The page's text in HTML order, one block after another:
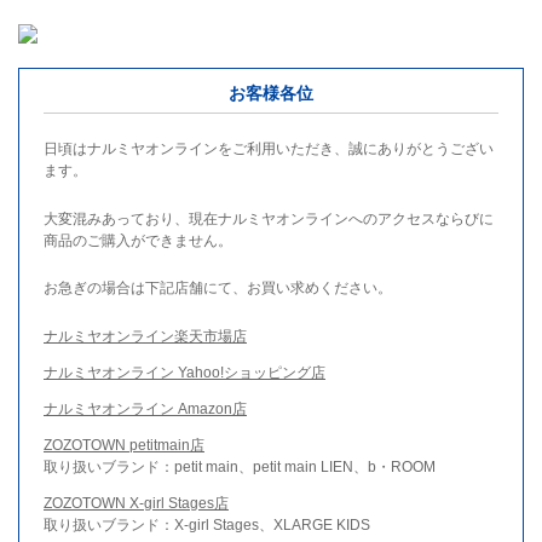
お客様各位
日頃はナルミヤオンラインをご利用いただき、誠にありがとうござい
ます。
大変混みあっており、現在ナルミヤオンラインへのアクセスならびに
商品のご購入ができません。
お急ぎの場合は下記店舗にて、お買い求めください。
ナルミヤオンライン楽天市場店
ナルミヤオンライン Yahoo!ショッピング店
ナルミヤオンライン Amazon店
ZOZOTOWN petitmain店
取り扱いブランド：petit main、petit main LIEN、b・ROOM
ZOZOTOWN X-girl Stages店
取り扱いブランド：X-girl Stages、XLARGE KIDS